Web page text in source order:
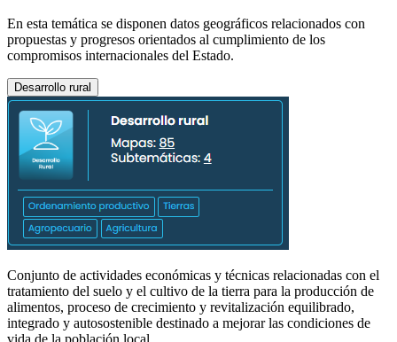
En esta temática se disponen datos geográficos relacionados con
propuestas y progresos orientados al cumplimiento de los
compromisos internacionales del Estado.
Desarrollo rural
Conjunto de actividades económicas y técnicas relacionadas con el
tratamiento del suelo y el cultivo de la tierra para la producción de
alimentos, proceso de crecimiento y revitalización equilibrado,
integrado y autosostenible destinado a mejorar las condiciones de